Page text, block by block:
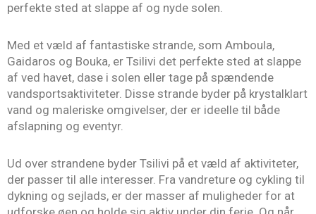
perfekte sted at slappe af og nyde solen.
Med et væld af fantastiske strande, som Amboula,
Gaidaros og Bouka, er Tsilivi det perfekte sted at slappe
af ved havet, dase i solen eller tage på spændende
vandsportsaktiviteter. Disse strande byder på krystalklart
vand og maleriske omgivelser, der er ideelle til både
afslapning og eventyr.
Ud over strandene byder Tsilivi på et væld af aktiviteter,
der passer til alle interesser. Fra vandreture og cykling til
dykning og sejlads, er der masser af muligheder for at